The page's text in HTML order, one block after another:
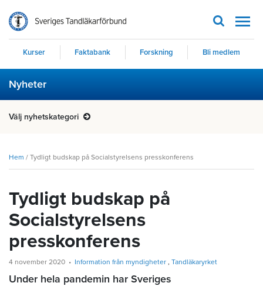
Kurser Faktabank Forskning Bli medlem
Nyheter
Välj nyhetskategori
Hem / Tydligt budskap på Socialstyrelsens presskonferens
Tydligt budskap på
Socialstyrelsens
presskonferens
4 november 2020 Information från myndigheter Tandläkaryrket
Under hela pandemin har Sveriges